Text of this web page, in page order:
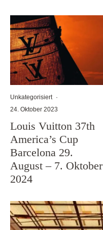
Unkategorisiert ·
24. Oktober 2023
Louis Vuitton 37th
America’s Cup
Barcelona 29.
August – 7. Oktober
2024